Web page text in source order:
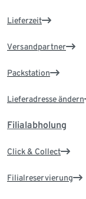
Lieferzeit
Versandpartner
Packstation
Lieferadresse ändern
Filialabholung
Click & Collect
Filialreservierung